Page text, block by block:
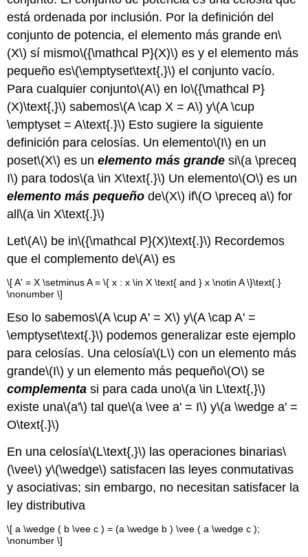
está ordenada por inclusión. Por la definición del
conjunto de potencia, el elemento más grande en\
(X\) sí mismo\({\mathcal P}(X)\) es y el elemento más
pequeño es\(\emptyset\text{,}\) el conjunto vacío.
Para cualquier conjunto\(A\) en lo\({\mathcal P}
(X)\text{,}\) sabemos\(A \cap X = A\) y\(A \cup
\emptyset = A\text{.}\) Esto sugiere la siguiente
definición para celosías. Un elemento\(I\) en un
poset\(X\) es unelemento más grande si\(a \preceq
I\) para todos\(a \in X\text{.}\) Un elemento\(O\) es un
elemento más pequeño de\(X\) if\(O \preceq a\) for
all\(a \in X\text{.}\)
Let\(A\) be in\({\mathcal P}(X)\text{.}\) Recordemos
que el complemento de\(A\) es
\[ A' = X \setminus A = \{ x : x \in X \text{ and } x \notin A \}\text{.}
\nonumber \]
Eso lo sabemos\(A \cup A' = X\) y\(A \cap A' =
\emptyset\text{.}\) podemos generalizar este ejemplo
para celosías. Una celosía\(L\) con un elemento más
grande\(I\) y un elemento más pequeño\(O\) se
complementa si para cada uno\(a \in L\text{,}\)
existe una\(a'\) tal que\(a \vee a' = I\) y\(a \wedge a' =
O\text{.}\)
En una celosía\(L\text{,}\) las operaciones binarias\
(\vee\) y\(\wedge\) satisfacen las leyes conmutativas
y asociativas; sin embargo, no necesitan satisfacer la
ley distributiva
\[ a \wedge ( b \vee c ) = (a \wedge b ) \vee ( a \wedge c );
\nonumber \]